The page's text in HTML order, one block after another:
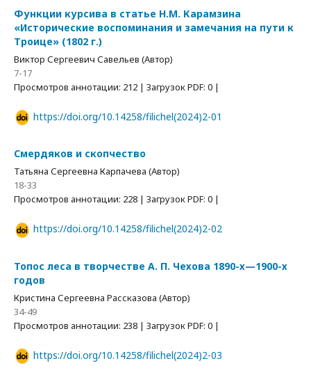
Функции курсива в статье Н.М. Карамзина
«Исторические воспоминания и замечания на пути к
Троице» (1802 г.)
Виктор Сергеевич Савельев (Автор)
7-17
Просмотров аннотации: 212 | Загрузок PDF: 0 |
https://doi.org/10.14258/filichel(2024)2-01
Смердяков и скопчество
Татьяна Сергеевна Карпачева (Автор)
18-33
Просмотров аннотации: 228 | Загрузок PDF: 0 |
https://doi.org/10.14258/filichel(2024)2-02
Топос леса в творчестве А. П. Чехова 1890-х—1900-х
годов
Кристина Сергеевна Рассказова (Автор)
34-49
Просмотров аннотации: 238 | Загрузок PDF: 0 |
https://doi.org/10.14258/filichel(2024)2-03